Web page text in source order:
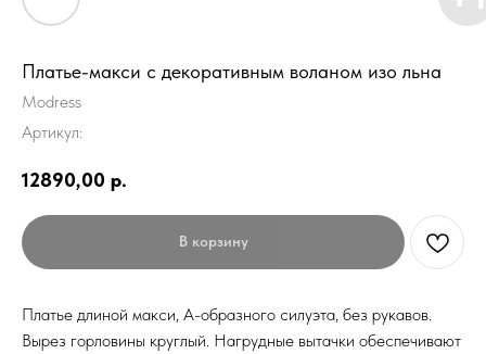
Платье-макси с декоративным воланом изо льна
Modress
Артикул:
12890,00 р.
В корзину
Платье длиной макси, А-образного силуэта, без рукавов.
Вырез горловины круглый. Нагрудные вытачки обеспечивают